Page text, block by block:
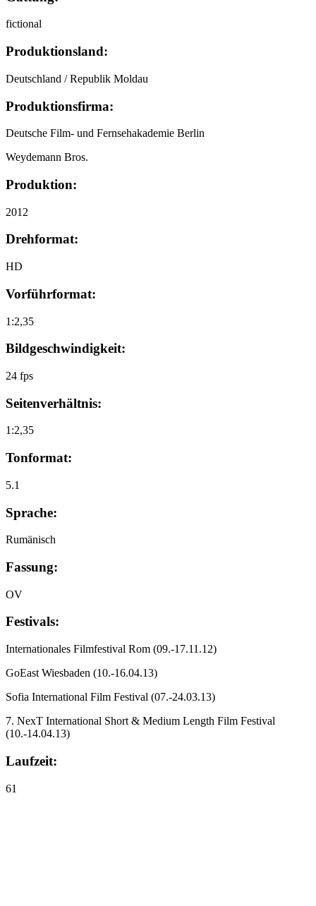
fictional
Produktionsland:
Deutschland / Republik Moldau
Produktionsfirma:
Deutsche Film- und Fernsehakademie Berlin
Weydemann Bros.
Produktion:
2012
Drehformat:
HD
Vorführformat:
1:2,35
Bildgeschwindigkeit:
24 fps
Seitenverhältnis:
1:2,35
Tonformat:
5.1
Sprache:
Rumänisch
Fassung:
OV
Festivals:
Internationales Filmfestival Rom (09.-17.11.12)
GoEast Wiesbaden (10.-16.04.13)
Sofia International Film Festival (07.-24.03.13)
7. NexT International Short & Medium Length Film Festival
(10.-14.04.13)
Laufzeit:
61